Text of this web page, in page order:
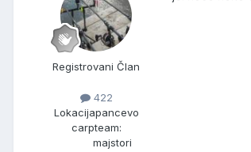
Registrovani Član
422
Lokacijapancevo
carpteam:
majstori